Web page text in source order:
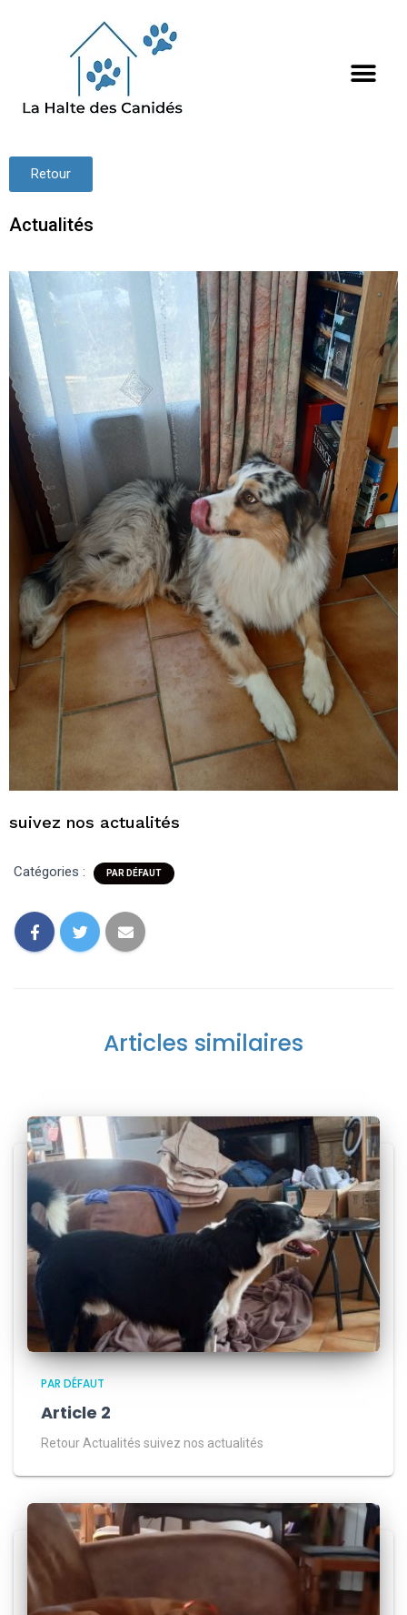
Retour
Actualités
suivez nos actualités
Catégories : PAR DÉFAUT
Articles similaires
PAR DÉFAUT
Article 2
Retour Actualités suivez nos actualités